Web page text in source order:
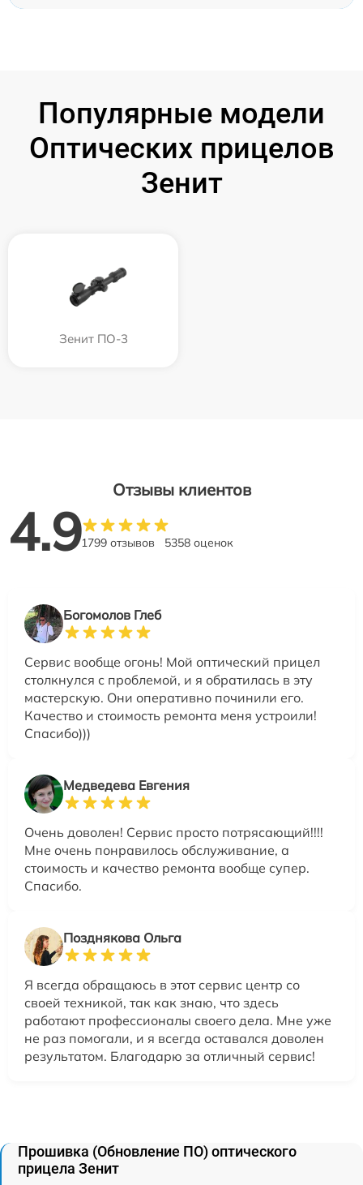
Популярные модели
Оптических прицелов
Зенит
Зенит ПО-3
Отзывы клиентов
4.91799 отзывов 5358 оценок
Богомолов Глеб
Сервис вообще огонь! Мой оптический прицел
столкнулся с проблемой, и я обратилась в эту
мастерскую. Они оперативно починили его.
Качество и стоимость ремонта меня устроили!
Спасибо)))
Медведева Евгения
Очень доволен! Сервис просто потрясающий!!!!
Мне очень понравилось обслуживание, а
стоимость и качество ремонта вообще супер.
Спасибо.
Позднякова Ольга
Я всегда обращаюсь в этот сервис центр со
своей техникой, так как знаю, что здесь
работают профессионалы своего дела. Мне уже
не раз помогали, и я всегда оставался доволен
результатом. Благодарю за отличный сервис!
Прошивка (Обновление ПО) оптического
прицела Зенит